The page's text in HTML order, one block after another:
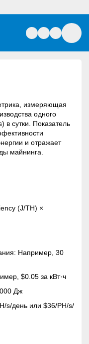
измеряющая
одного
сутки. Показатель
и отражает
майнинга.
(J/TH) ×
Например, 30
$0.05 за кВт·ч
Дж
s/день или $36/PH/s/